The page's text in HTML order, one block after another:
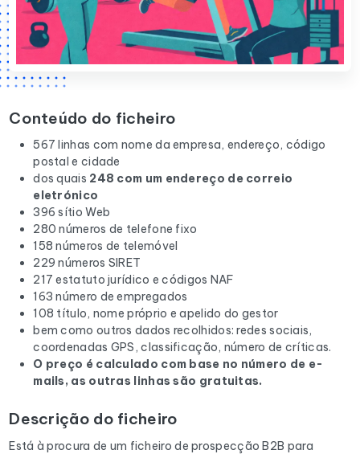
Conteúdo do ficheiro
567 linhas com nome da empresa, endereço, código
postal e cidade
dos quais 248 com um endereço de correio
eletrónico
396 sítio Web
280 números de telefone fixo
158 números de telemóvel
229 números SIRET
217 estatuto jurídico e códigos NAF
163 número de empregados
108 título, nome próprio e apelido do gestor
bem como outros dados recolhidos: redes sociais,
coordenadas GPS, classificação, número de críticas.
O preço é calculado com base no número de e-
mails, as outras linhas são gratuitas.
Descrição do ficheiro
Está à procura de um ficheiro de prospecção B2B para